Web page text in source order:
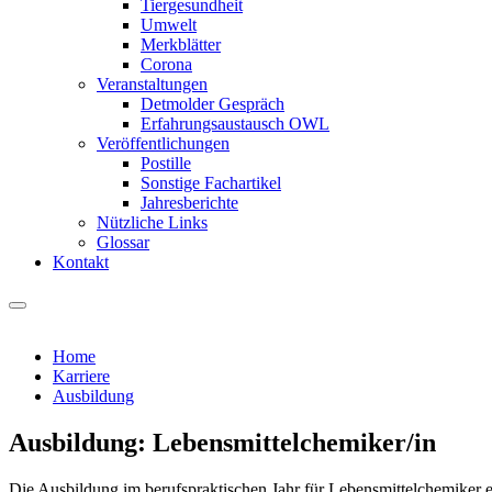
Tiergesundheit
Umwelt
Merkblätter
Corona
Veranstaltungen
Detmolder Gespräch
Erfahrungsaustausch OWL
Veröffentlichungen
Postille
Sonstige Fachartikel
Jahresberichte
Nützliche Links
Glossar
Kontakt
Home
Karriere
Ausbildung
Ausbildung: Lebensmittelchemiker/in